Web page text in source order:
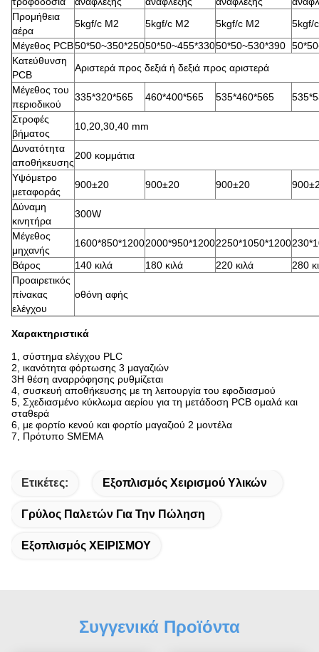
Προμήθεια
αέρα
5kgf/c M2 5kgf/c M2 5kgf/c M2
5kgf/
Μέγεθος PCB50*50~350*25050*50~455*33050*50~530*390
Κατεύθυνση
PCB
Αριστερά προς δεξιά ή δεξιά προς αριστερά
Μέγεθος του
περιοδικού
335*320*565 460*400*565 535*460*565
Στροφές
βήματος
10,20,30,40 mm
Δυνατότητα
αποθήκευσης
200 κομμάτια
Υψόμετρο
μεταφοράς
900±20 900±20 900±20
Δύναμη
κινητήρα
300W
Μέγεθος
μηχανής
1600*850*12002000*950*12002250*1050*1200
Βάρος
140 κιλά 180 κιλά 220 κιλά
280
Προαιρετικός
πίνακας
ελέγχου
οθόνη αφής
Χαρακτηριστικά
1, σύστημα ελέγχου PLC
2, ικανότητα φόρτωσης 3 μαγαζιών
3Η θέση αναρρόφησης ρυθμίζεται
4, συσκευή αποθήκευσης με τη λειτουργία του εφοδιασμού
5, Σχεδιασμένο κύκλωμα αερίου για τη μετάδοση PCB ομαλά και
σταθερά
6, με φορτίο κενού και φορτίο μαγαζιού 2 μοντέλα
7, Πρότυπο SMEMA
Ετικέτες: Εξοπλισμός Χειρισμού Υλικών
Γρύλος Παλετών Για Την Πώληση
Εξοπλισμός ΧΕΙΡΙΣΜΟΥ
Συγγενικά Προϊόντα